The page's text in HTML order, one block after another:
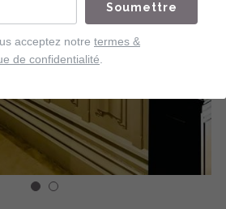
Soumettre
acceptez notre termes &
de confidentialité